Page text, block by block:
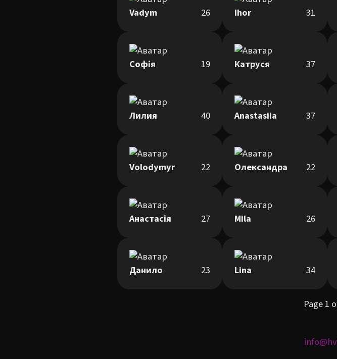
Vadym 26 Ihor 31
Софія 19 Катруся 37
Лилия 40 Anastasiia 37
Volodymyr 22 Олександра 22
Анастасія 27 Mila 26
Данило 23 Lina 34
Page 1